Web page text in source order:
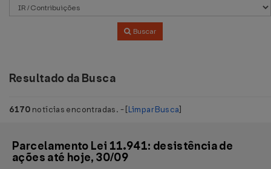
Buscar
Resultado da Busca
6170 notícias encontradas. - [Limpar Busca]
Parcelamento Lei 11.941: desistência de
ações até hoje, 30/09